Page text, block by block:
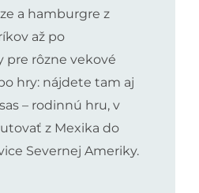
a hamburgre z
až po
pre rôzne vekové
hry: nájdete tam aj
– rodinnú hru, v
z Mexika do
Severnej Ameriky.